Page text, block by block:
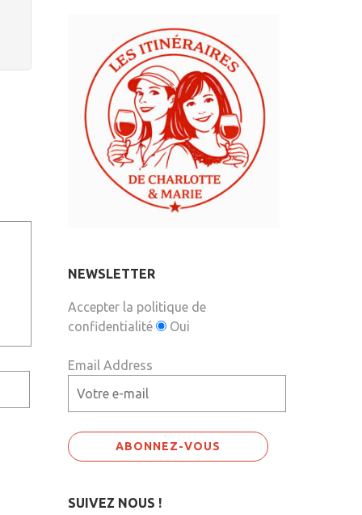
NEWSLETTER
Accepter la politique de
confidentialité
Oui
Email Address
SUIVEZ NOUS !